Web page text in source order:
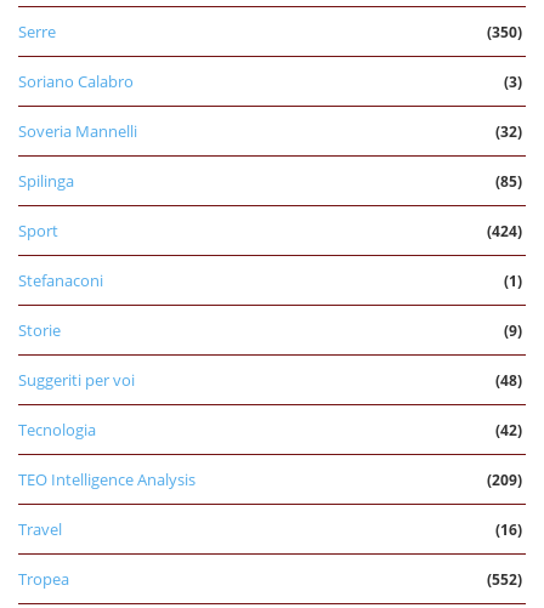
Serre (350)
Soriano Calabro (3)
Soveria Mannelli (32)
Spilinga (85)
Sport (424)
Stefanaconi (1)
Storie (9)
Suggeriti per voi (48)
Tecnologia (42)
TEO Intelligence Analysis (209)
Travel (16)
Tropea (552)